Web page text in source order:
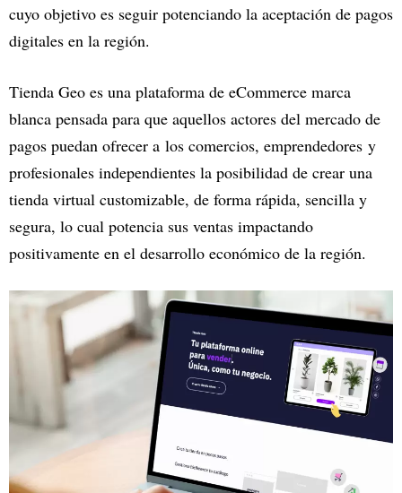
cuyo objetivo es seguir potenciando la aceptación de pagos
digitales en la región.
Tienda Geo es una plataforma de eCommerce marca
blanca pensada para que aquellos actores del mercado de
pagos puedan ofrecer a los comercios, emprendedores y
profesionales independientes la posibilidad de crear una
tienda virtual customizable, de forma rápida, sencilla y
segura, lo cual potencia sus ventas impactando
positivamente en el desarrollo económico de la región.